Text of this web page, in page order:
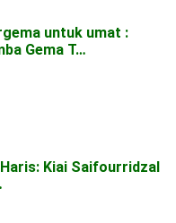
untuk umat :
Gema T…
Kiai Saifourridzal